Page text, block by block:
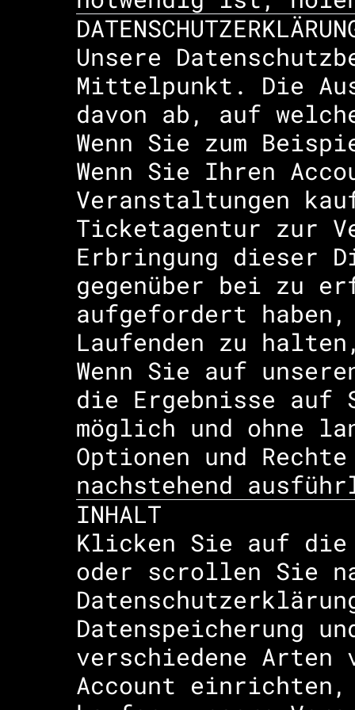
Unsere
Mittelpunkt. Die
davon ab, auf
Wenn Sie zum
Wenn Sie Ihren
Veranstaltungen
Ticketagentur zur
Erbringung dieser
gegenüber bei zu
aufgefordert haben,
Laufenden zu
Wenn Sie auf
die Ergebnisse auf
möglich und ohne
Optionen und
nachstehend
INHALT
Klicken Sie auf die
oder scrollen Sie
Datenspeicherung
verschiedene Arten
Account